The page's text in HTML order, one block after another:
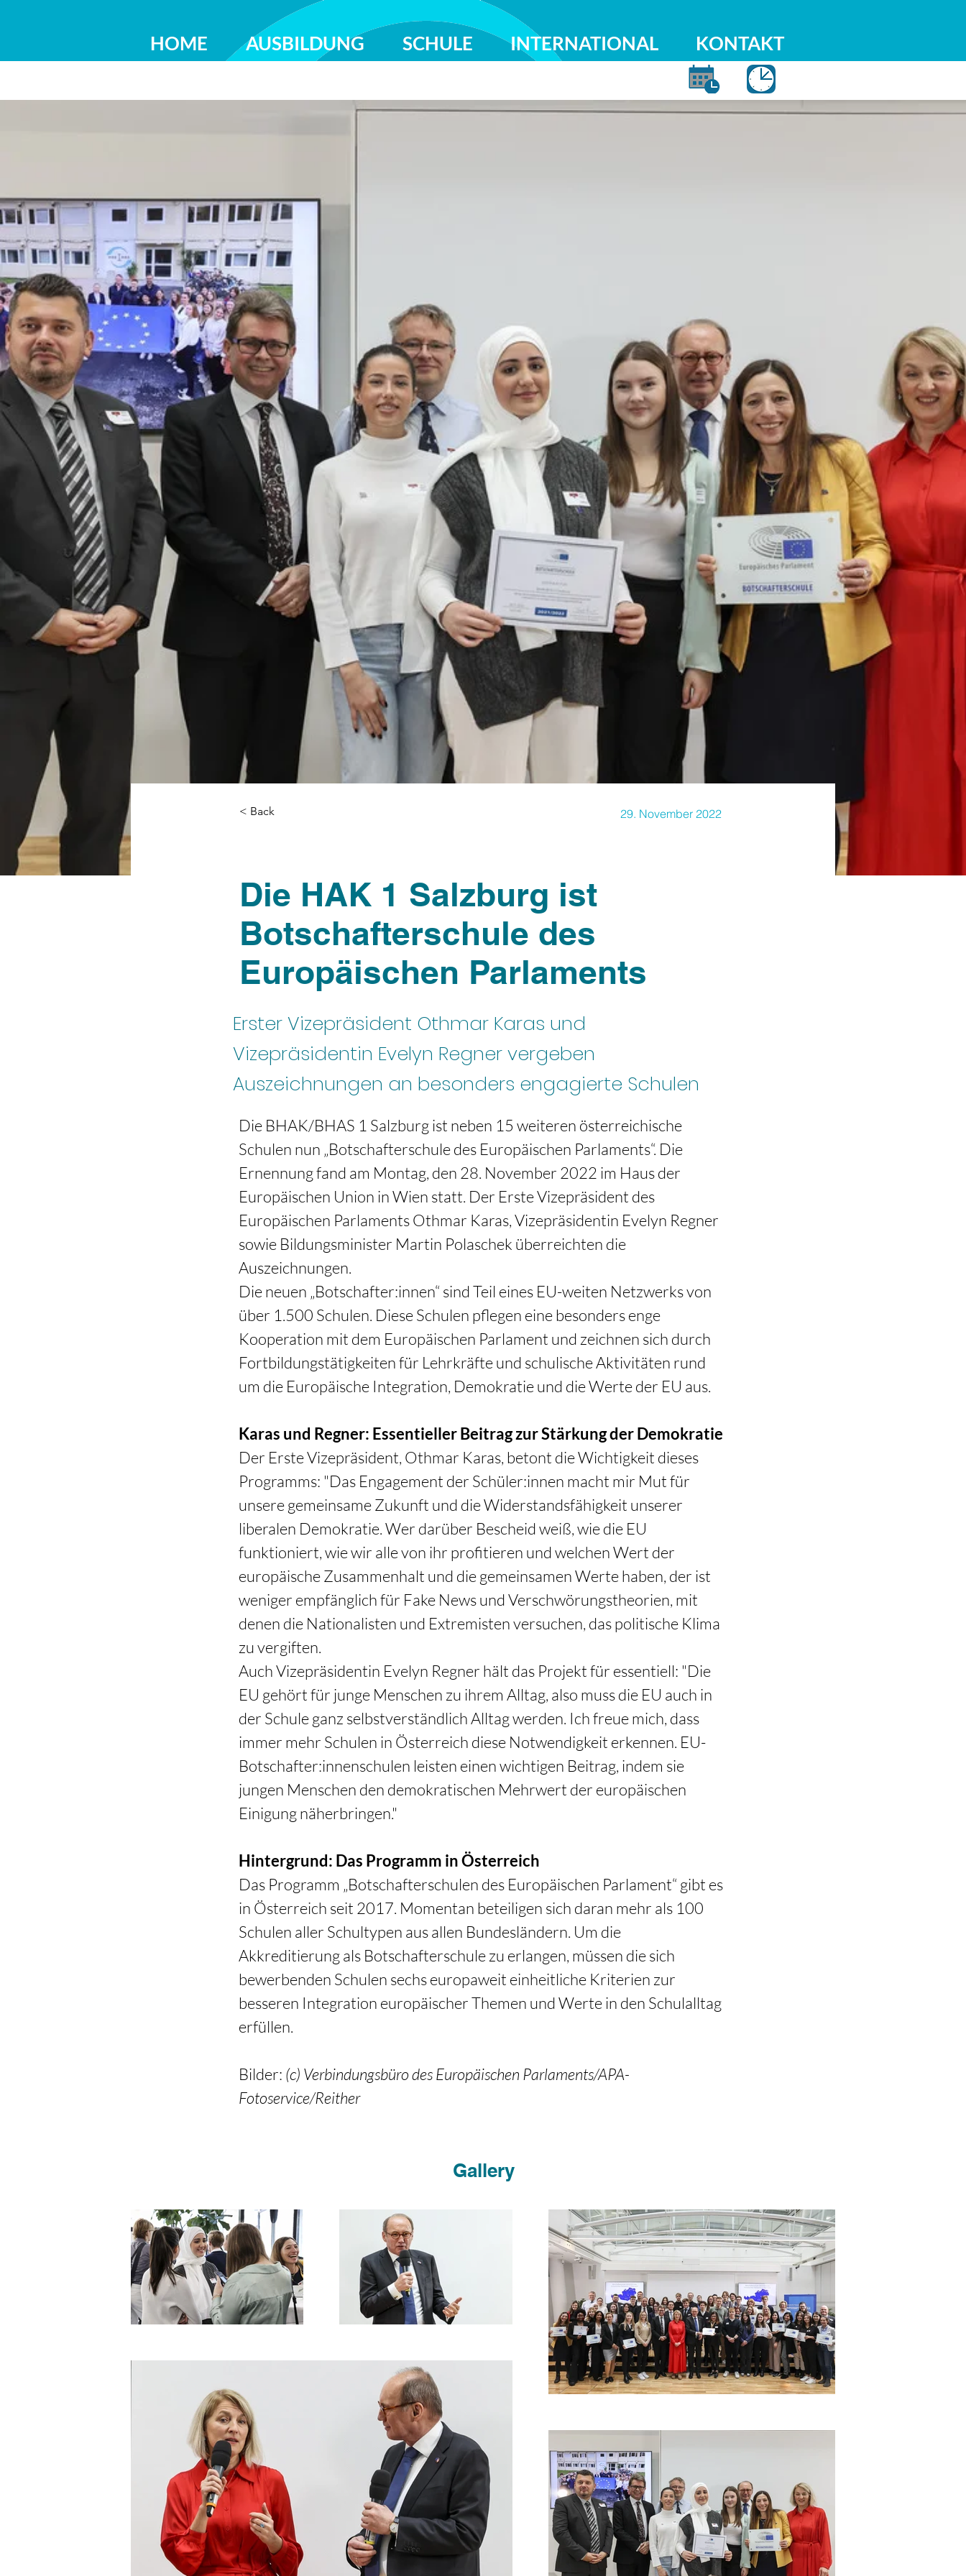
HOME AUSBILDUNG SCHULE INTERNATIONAL KONTAKT
< Back 29. November 2022
Die HAK 1 Salzburg ist
Botschafterschule des
Europäischen Parlaments
Erster Vizepräsident Othmar Karas und
Vizepräsidentin Evelyn Regner vergeben
Auszeichnungen an besonders engagierte Schulen
Die BHAK/BHAS 1 Salzburg ist neben 15 weiteren österreichische
Schulen nun „Botschafterschule des Europäischen Parlaments“. Die
Ernennung fand am Montag, den 28. November 2022 im Haus der
Europäischen Union in Wien statt. Der Erste Vizepräsident des
Europäischen Parlaments Othmar Karas, Vizepräsidentin Evelyn Regner
sowie Bildungsminister Martin Polaschek überreichten die
Auszeichnungen.
Die neuen „Botschafter:innen“ sind Teil eines EU-weiten Netzwerks von
über 1.500 Schulen. Diese Schulen pflegen eine besonders enge
Kooperation mit dem Europäischen Parlament und zeichnen sich durch
Fortbildungstätigkeiten für Lehrkräfte und schulische Aktivitäten rund
um die Europäische Integration, Demokratie und die Werte der EU aus.
Karas und Regner: Essentieller Beitrag zur Stärkung der Demokratie
Der Erste Vizepräsident, Othmar Karas, betont die Wichtigkeit dieses
Programms: "Das Engagement der Schüler:innen macht mir Mut für
unsere gemeinsame Zukunft und die Widerstandsfähigkeit unserer
liberalen Demokratie. Wer darüber Bescheid weiß, wie die EU
funktioniert, wie wir alle von ihr profitieren und welchen Wert der
europäische Zusammenhalt und die gemeinsamen Werte haben, der ist
weniger empfänglich für Fake News und Verschwörungstheorien, mit
denen die Nationalisten und Extremisten versuchen, das politische Klima
zu vergiften.
Auch Vizepräsidentin Evelyn Regner hält das Projekt für essentiell: "Die
EU gehört für junge Menschen zu ihrem Alltag, also muss die EU auch in
der Schule ganz selbstverständlich Alltag werden. Ich freue mich, dass
immer mehr Schulen in Österreich diese Notwendigkeit erkennen. EU-
Botschafter:innenschulen leisten einen wichtigen Beitrag, indem sie
jungen Menschen den demokratischen Mehrwert der europäischen
Einigung näherbringen."
Hintergrund: Das Programm in Österreich
Das Programm „Botschafterschulen des Europäischen Parlament“ gibt es
in Österreich seit 2017. Momentan beteiligen sich daran mehr als 100
Schulen aller Schultypen aus allen Bundesländern. Um die
Akkreditierung als Botschafterschule zu erlangen, müssen die sich
bewerbenden Schulen sechs europaweit einheitliche Kriterien zur
besseren Integration europäischer Themen und Werte in den Schulalltag
erfüllen.
Bilder: (c) Verbindungsbüro des Europäischen Parlaments/APA-
Fotoservice/Reither
Gallery